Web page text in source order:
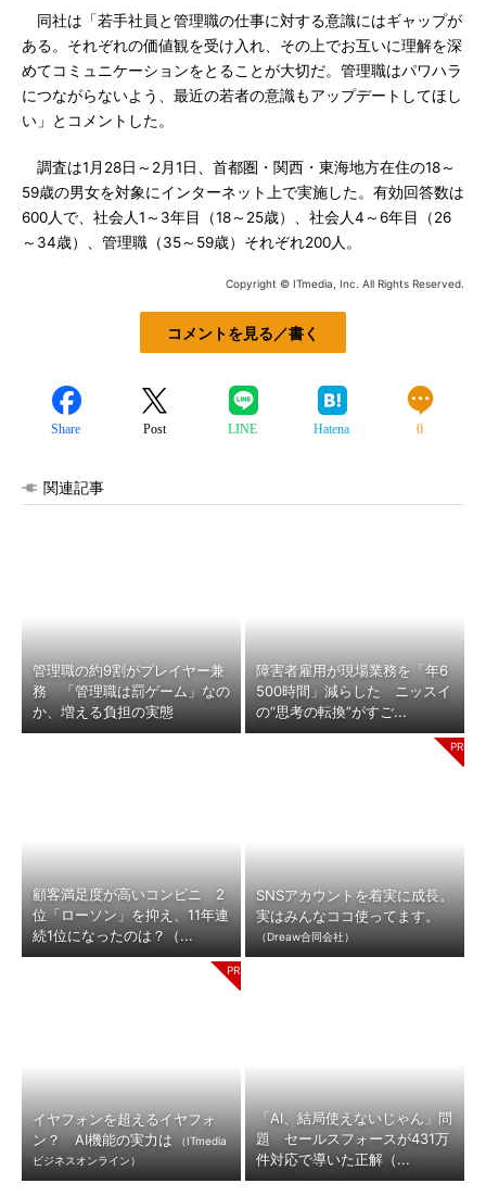
同社は「若手社員と管理職の仕事に対する意識にはギャップが
ある。それぞれの価値観を受け入れ、その上でお互いに理解を深
めてコミュニケーションをとることが大切だ。管理職はパワハラ
につながらないよう、最近の若者の意識もアップデートしてほし
い」とコメントした。
調査は1月28日～2月1日、首都圏・関西・東海地方在住の18～
59歳の男女を対象にインターネット上で実施した。有効回答数は
600人で、社会人1～3年目（18～25歳）、社会人4～6年目（26
～34歳）、管理職（35～59歳）それぞれ200人。
Copyright © ITmedia, Inc. All Rights Reserved.
コメントを見る／書く
Share Post LINE Hatena 0
関連記事
管理職の約9割がプレイヤー兼
務 「管理職は罰ゲーム」なの
か、増える負担の実態
障害者雇用が現場業務を「年6
500時間」減らした ニッスイ
の“思考の転換”がすご...
顧客満足度が高いコンビニ 2
位「ローソン」を抑え、11年連
続1位になったのは？（...
SNSアカウントを着実に成長。
実はみんなココ使ってます。
（Dreaw合同会社）
イヤフォンを超えるイヤフォ
ン？ AI機能の実力は
（ITmedia
ビジネスオンライン）
「AI、結局使えないじゃん」問
題 セールスフォースが431万
件対応で導いた正解（...